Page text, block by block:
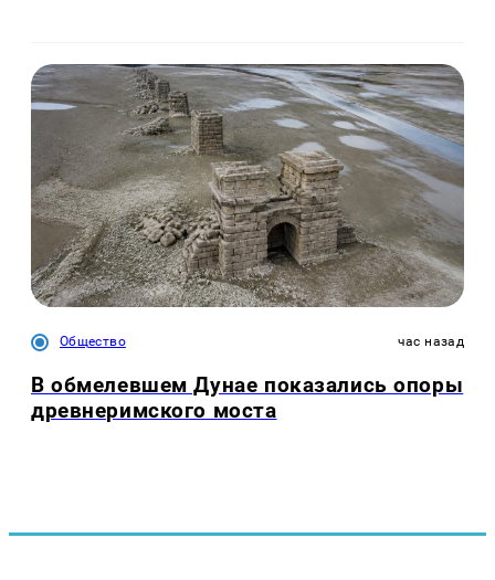
Общество час назад
В обмелевшем Дунае показались опоры
древнеримского моста